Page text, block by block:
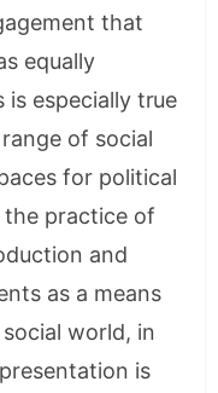
that
equally
especially true
of social
for political
the practice of
and
as a means
world, in
is